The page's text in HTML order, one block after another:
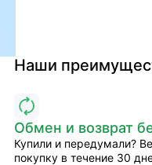
Наши
Обмен и возврат
Купили и передумали?
покупку в течение 30